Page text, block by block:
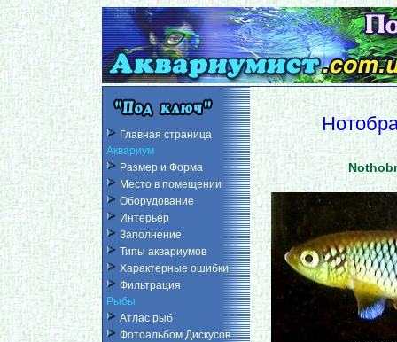
Главная страница
Аквариум
Размер и Форма
Место в помещении
Оборудование
Интерьер
Заполнение
Типы аквариумов
Характерные ошибки
Фильтрация
Рыбы
Атлас рыб
Фотоальбом Дискусов